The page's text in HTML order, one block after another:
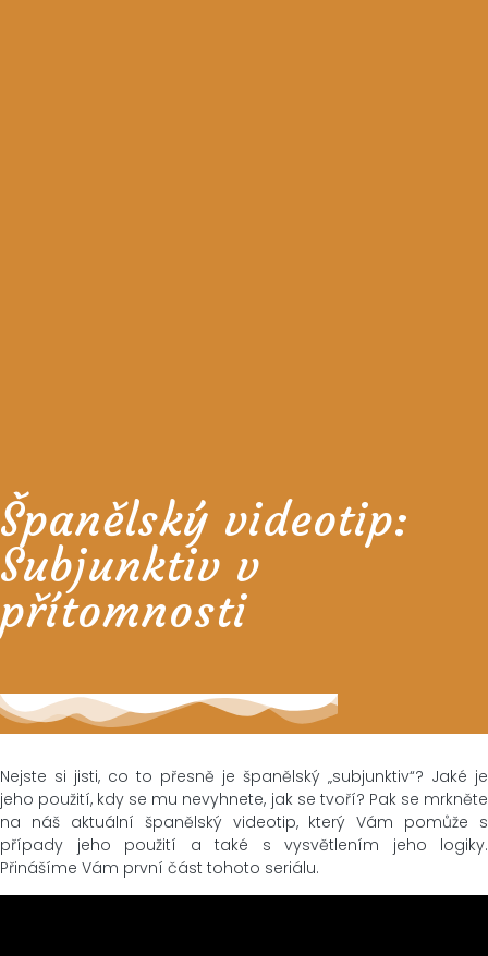
Španělský videotip:
Subjunktiv v
přítomnosti
Nejste si jisti, co to přesně je španělský „subjunktiv“? Jaké je
jeho použití, kdy se mu nevyhnete, jak se tvoří? Pak se mrkněte
na náš aktuální španělský videotip, který Vám pomůže s
případy jeho použití a také s vysvětlením jeho logiky.
Přinášíme Vám první část tohoto seriálu.